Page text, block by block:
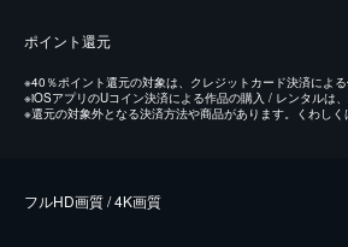
ポイント還元
※40％ポイント還元の対象は、クレジットカード決済による
※iOSアプリのUコイン決済による作品の購入 / レンタルは
※還元の対象外となる決済方法や商品があります。くわしく
フルHD画質 / 4K画質